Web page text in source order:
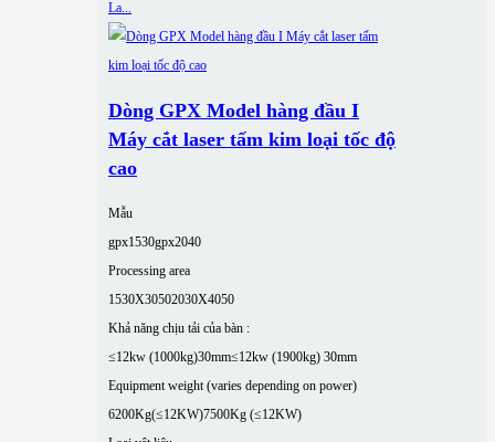
Dòng GPX Model hàng đầu I
Máy cắt laser tấm kim loại tốc độ
cao
Mẫu
gpx1530gpx2040
Processing area
1530X30502030X4050
Khả năng chịu tải của bàn :
≤12kw (1000kg)30mm≤12kw (1900kg) 30mm
Equipment weight (varies depending on power)
6200Kg(≤12KW)7500Kg (≤12KW)